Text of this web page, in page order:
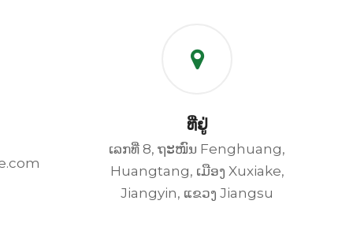
ທີ່ຢູ່
ເລກທີ່ 8, ຖະໜົນ Fenghuang,
Huangtang, ເມືອງ Xuxiake,
Jiangyin, ແຂວງ Jiangsu